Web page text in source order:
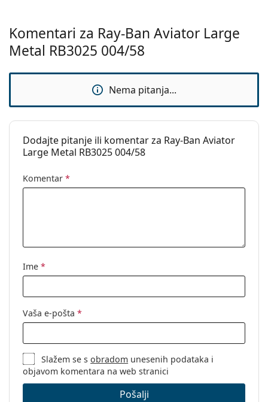
Upotreba:
Moda
Ne
Komentari za Ray-Ban Aviator Large
Metal RB3025 004/58
Nema pitanja...
Dodajte pitanje ili komentar za Ray-Ban Aviator
Large Metal RB3025 004/58
Komentar *
Ime *
Vaša e-pošta *
Slažem se sobradom unesenih podataka i
objavom komentara na web stranici
Pošalji